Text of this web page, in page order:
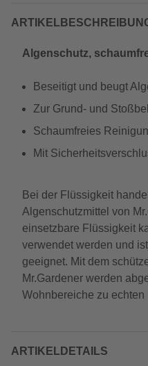
Algenschutz,
Beseitigt und beugt
Zur Grund- und
Schaumfreies
Mit
Bei der Flüssigkeit
Algenschutzmittel von
einsetzbare Flüssigkeit
verwendet werden und
geeignet. Mit dem
Mr.Gardener werden
Wohnbereiche zu echten
ARTIKELDETAILS